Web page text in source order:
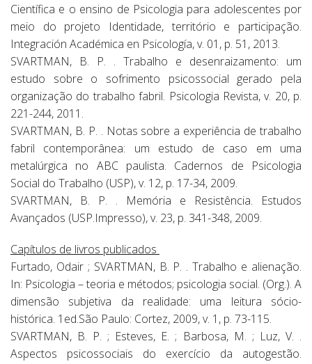
Científica e o ensino de Psicologia para adolescentes por
meio do projeto Identidade, território e participação.
Integración Académica en Psicología, v. 01, p. 51, 2013.
SVARTMAN, B. P. . Trabalho e desenraizamento: um
estudo sobre o sofrimento psicossocial gerado pela
organização do trabalho fabril. Psicologia Revista, v. 20, p.
221-244, 2011.
SVARTMAN, B. P. . Notas sobre a experiência de trabalho
fabril contemporânea: um estudo de caso em uma
metalúrgica no ABC paulista. Cadernos de Psicologia
Social do Trabalho (USP), v. 12, p. 17-34, 2009.
SVARTMAN, B. P. . Memória e Resistência. Estudos
Avançados (USP.Impresso), v. 23, p. 341-348, 2009.
Capítulos de livros publicados
Furtado, Odair ; SVARTMAN, B. P. . Trabalho e alienação.
In: Psicologia – teoria e métodos; psicologia social. (Org.). A
dimensão subjetiva da realidade: uma leitura sócio-
histórica. 1ed.São Paulo: Cortez, 2009, v. 1, p. 73-115.
SVARTMAN, B. P. ; Esteves, E. ; Barbosa, M. ; Luz, V. .
Aspectos psicossociais do exercício da autogestão.